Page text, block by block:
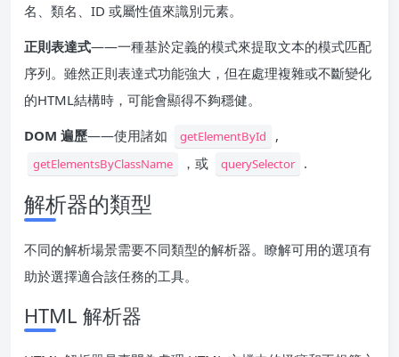
名、類名、ID 或屬性值來識別元素。
正則表達式——一種基於定義的模式來提取文本的模式匹配
序列。雖然正則表達式功能強大，但在處理複雜或不斷變化
的HTML結構時，可能會顯得不夠穩健。
DOM 遍歷——使用諸如 getElementById ,
getElementsByClassName ，或 querySelector .
解析器的類型
不同的解析場景需要不同類型的解析器。瞭解可用的選項有
助於選擇適合該任務的工具。
HTML 解析器